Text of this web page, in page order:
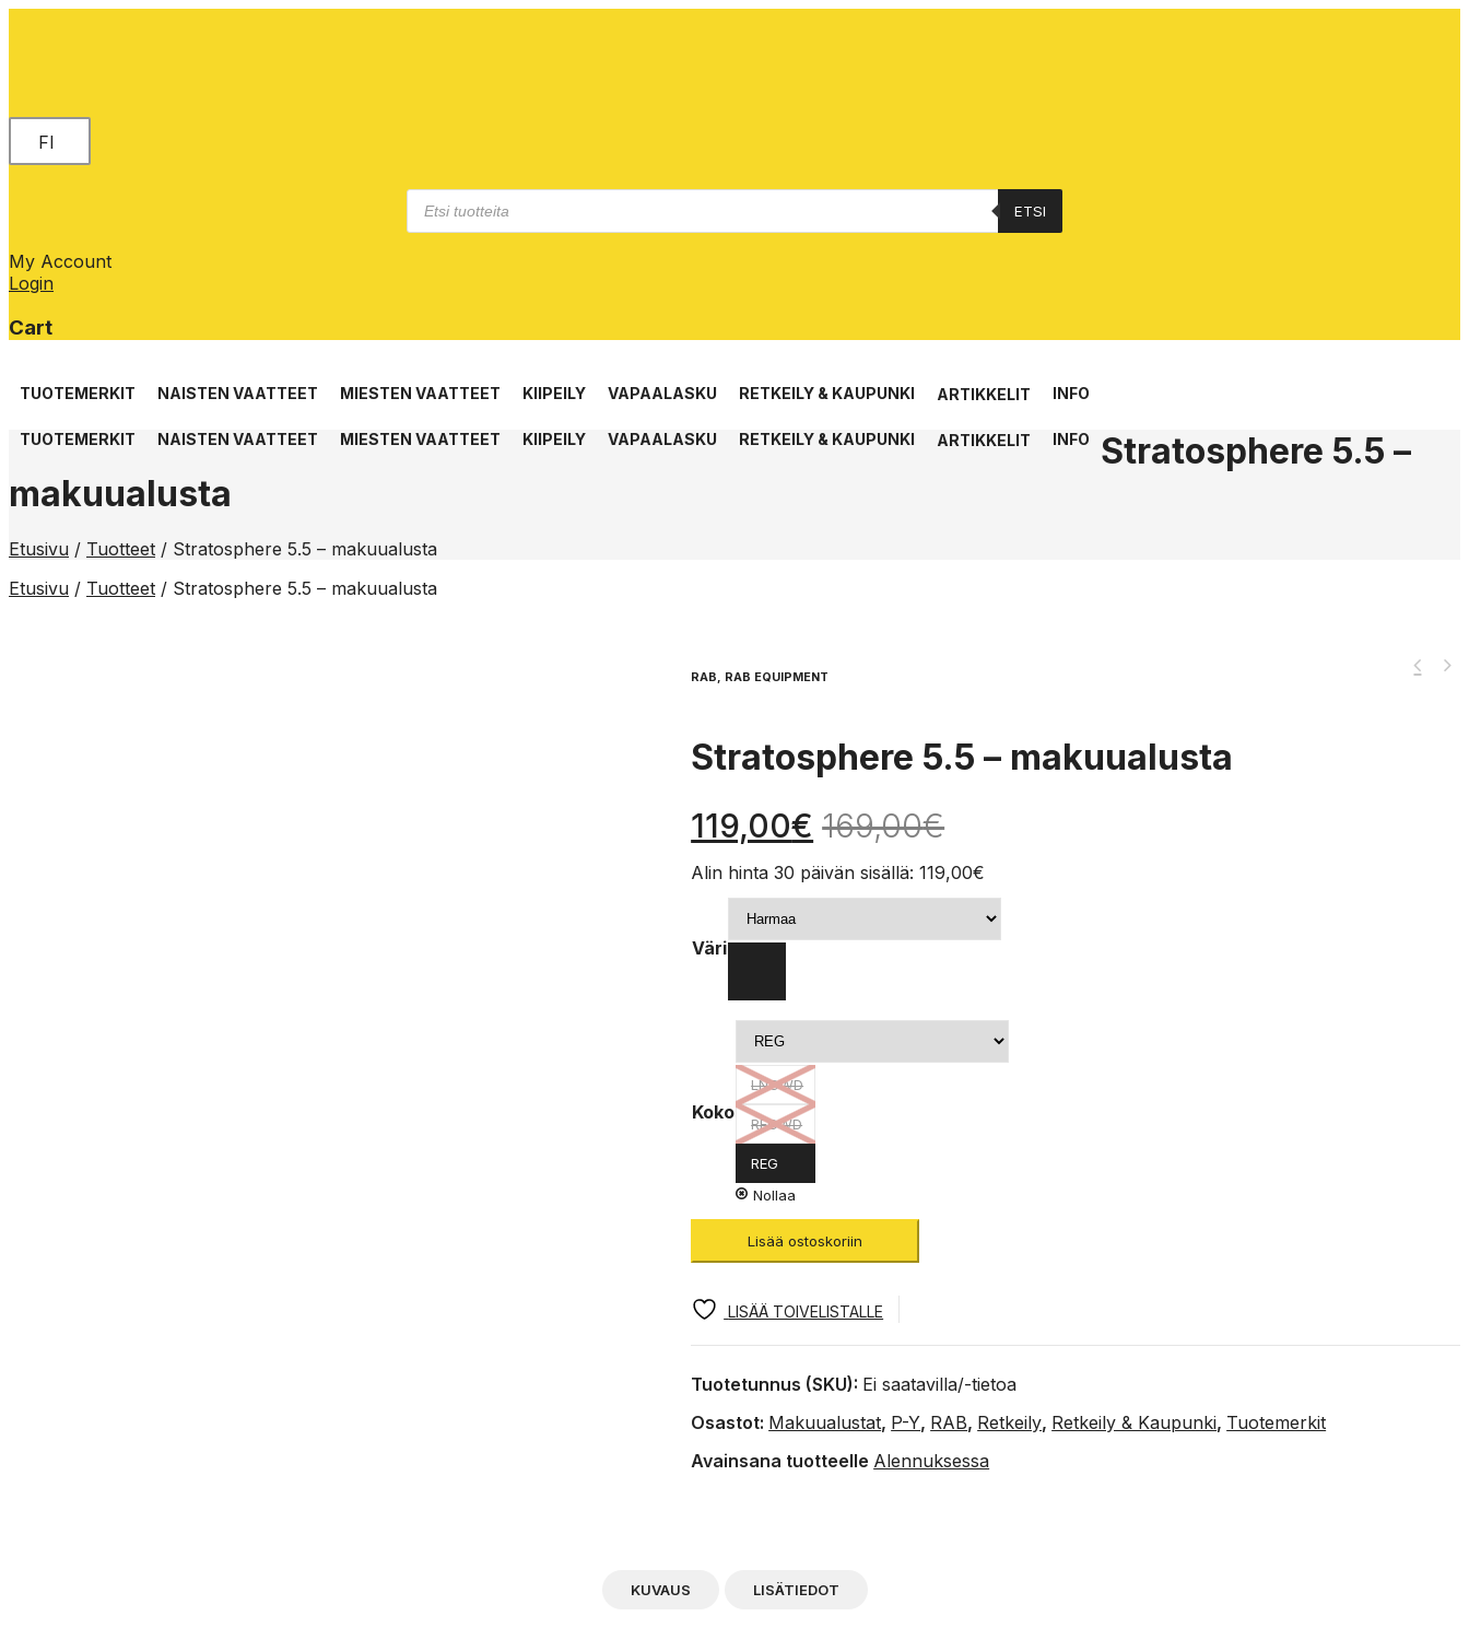
FI
Products
search
ETSI
My Account
Login
Cart
toTUOTEMERKIT NAISTEN VAATTEET MIESTEN VAATTEET KIIPEILY VAPAALASKU RETKEILY & KAUPUNKI ARTIKKELIT INFO
TUOTEMERKIT NAISTEN VAATTEET MIESTEN VAATTEET KIIPEILY VAPAALASKU RETKEILY & KAUPUNKI ARTIKKELIT INFO
Stratosphere 5.5 –
makuualusta
Etusivu / Tuotteet / Stratosphere 5.5 – makuualusta
Etusivu / Tuotteet / Stratosphere 5.5 – makuualusta
RAB, RAB EQUIPMENT
Stratosphere 5.5 – makuualusta
119,00€ 169,00€
Alin hinta 30 päivän sisällä:119,00€
Väri
Koko
LNGWD
REGWD
REG
Nollaa
Lisää ostoskoriin
LISÄÄ TOIVELISTALLE
Tuotetunnus (SKU): Ei saatavilla/-tietoa
Osastot: Makuualustat, P-Y, RAB, Retkeily, Retkeily & Kaupunki, Tuotemerkit
Avainsana tuotteelle Alennuksessa
KUVAUS LISÄTIEDOT